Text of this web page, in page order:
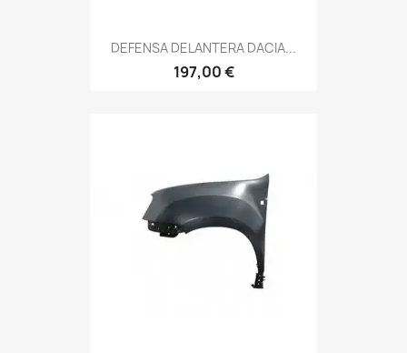
DEFENSA DELANTERA DACIA...
197,00 €